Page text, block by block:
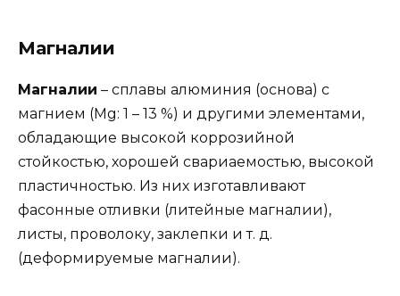
Магналии
Магналии – сплавы алюминия (основа) с
магнием (Mg: 1 – 13 %) и другими элементами,
обладающие высокой коррозийной
стойкостью, хорошей свариаемостью, высокой
пластичностью. Из них изготавливают
фасонные отливки (литейные магналии),
листы, проволоку, заклепки и т. д.
(деформируемые магналии).